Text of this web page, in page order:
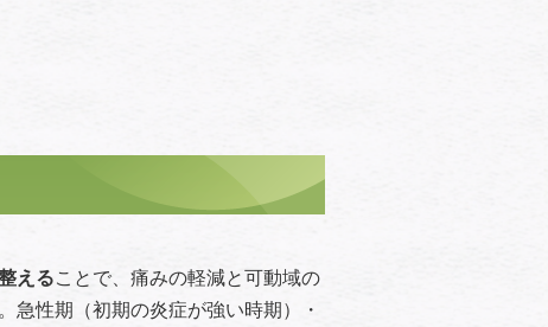
えることで、痛みの軽減と可動域の
急性期（初期の炎症が強い時期）・